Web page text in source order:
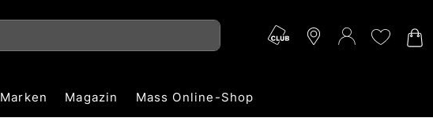
Marken Magazin Mass Online-Shop